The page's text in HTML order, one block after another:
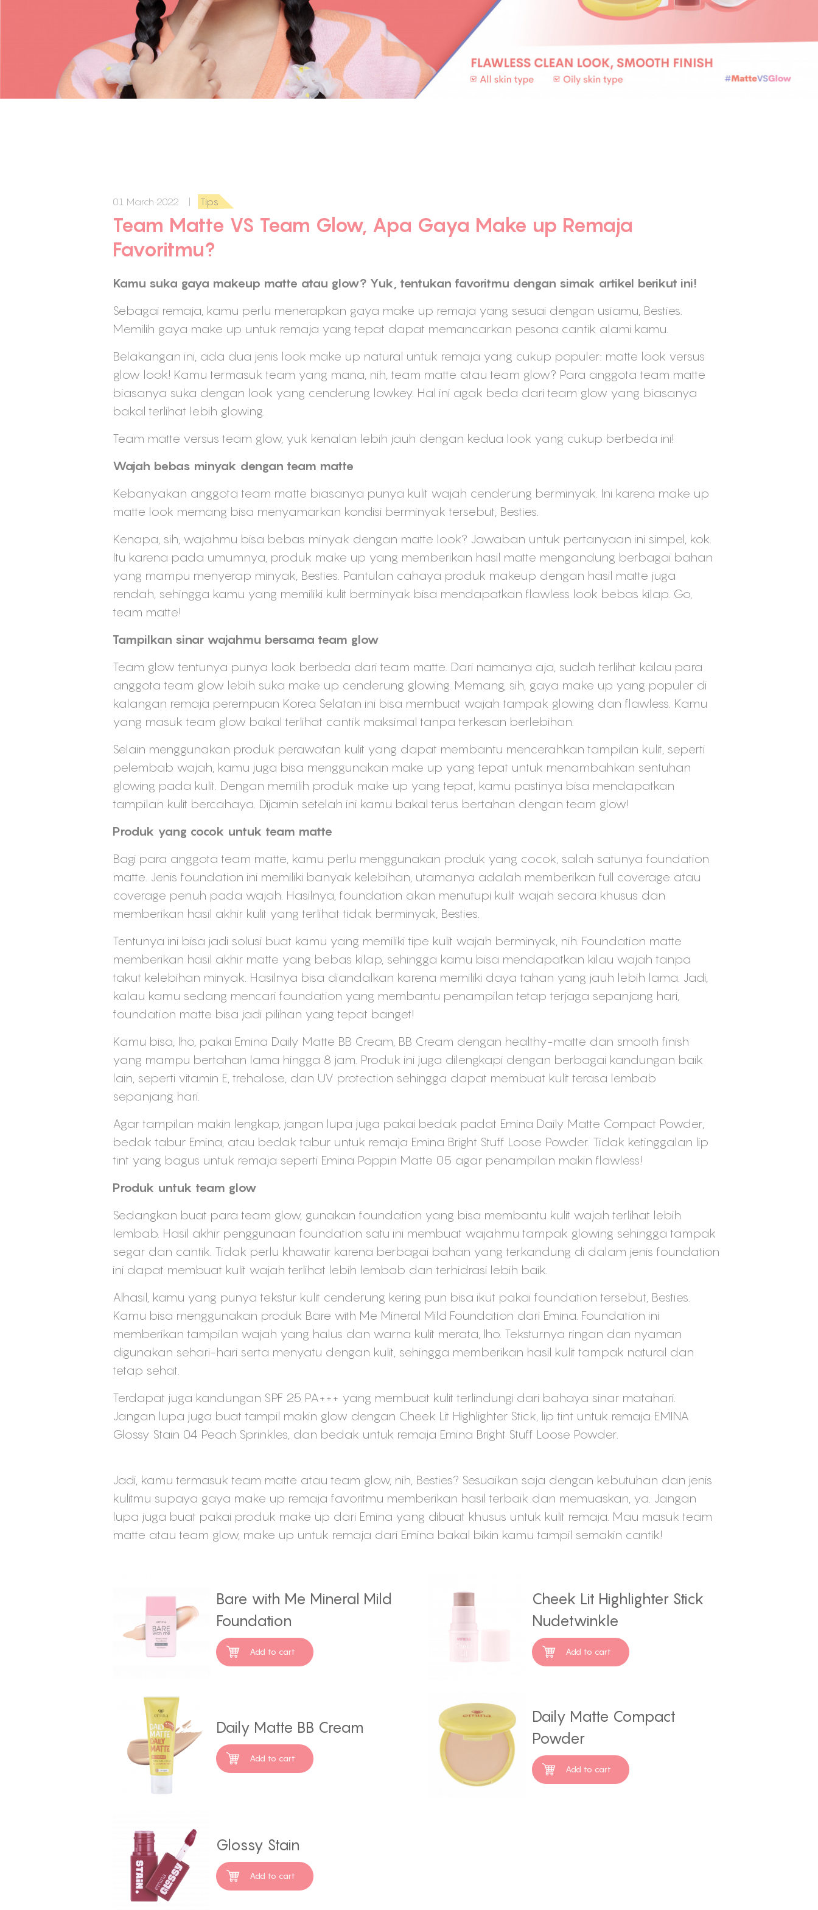
01 March 2022 | Tips
Team Matte VS Team Glow, Apa Gaya Make up Remaja
Favoritmu?
Kamu suka gaya makeup matte atau glow? Yuk, tentukan favoritmu dengan simak artikel berikut ini!
Sebagai remaja, kamu perlu menerapkan gaya make up remaja yang sesuai dengan usiamu, Besties.
Memilih gaya make up untuk remaja yang tepat dapat memancarkan pesona cantik alami kamu.
Belakangan ini, ada dua jenis look make up natural untuk remaja yang cukup populer: matte look versus
glow look! Kamu termasuk team yang mana, nih, team matte atau team glow? Para anggota team matte
biasanya suka dengan look yang cenderung lowkey. Hal ini agak beda dari team glow yang biasanya
bakal terlihat lebih glowing.
Team matte versus team glow, yuk kenalan lebih jauh dengan kedua look yang cukup berbeda ini!
Wajah bebas minyak dengan team matte
Kebanyakan anggota team matte biasanya punya kulit wajah cenderung berminyak. Ini karena make up
matte look memang bisa menyamarkan kondisi berminyak tersebut, Besties.
Kenapa, sih, wajahmu bisa bebas minyak dengan matte look? Jawaban untuk pertanyaan ini simpel, kok.
Itu karena pada umumnya, produk make up yang memberikan hasil matte mengandung berbagai bahan
yang mampu menyerap minyak, Besties. Pantulan cahaya produk makeup dengan hasil matte juga
rendah, sehingga kamu yang memiliki kulit berminyak bisa mendapatkan flawless look bebas kilap. Go,
team matte!
Tampilkan sinar wajahmu bersama team glow
Team glow tentunya punya look berbeda dari team matte. Dari namanya aja, sudah terlihat kalau para
anggota team glow lebih suka make up cenderung glowing. Memang, sih, gaya make up yang populer di
kalangan remaja perempuan Korea Selatan ini bisa membuat wajah tampak glowing dan flawless. Kamu
yang masuk team glow bakal terlihat cantik maksimal tanpa terkesan berlebihan.
Selain menggunakan produk perawatan kulit yang dapat membantu mencerahkan tampilan kulit, seperti
pelembab wajah, kamu juga bisa menggunakan make up yang tepat untuk menambahkan sentuhan
glowing pada kulit. Dengan memilih produk make up yang tepat, kamu pastinya bisa mendapatkan
tampilan kulit bercahaya. Dijamin setelah ini kamu bakal terus bertahan dengan team glow!
Produk yang cocok untuk team matte
Bagi para anggota team matte, kamu perlu menggunakan produk yang cocok, salah satunya foundation
matte. Jenis foundation ini memiliki banyak kelebihan, utamanya adalah memberikan full coverage atau
coverage penuh pada wajah. Hasilnya, foundation akan menutupi kulit wajah secara khusus dan
memberikan hasil akhir kulit yang terlihat tidak berminyak, Besties.
Tentunya ini bisa jadi solusi buat kamu yang memiliki tipe kulit wajah berminyak, nih. Foundation matte
memberikan hasil akhir matte yang bebas kilap, sehingga kamu bisa mendapatkan kilau wajah tanpa
takut kelebihan minyak. Hasilnya bisa diandalkan karena memiliki daya tahan yang jauh lebih lama. Jadi,
kalau kamu sedang mencari foundation yang membantu penampilan tetap terjaga sepanjang hari,
foundation matte bisa jadi pilihan yang tepat banget!
Kamu bisa, lho, pakai Emina Daily Matte BB Cream, BB Cream dengan healthy-matte dan smooth finish
yang mampu bertahan lama hingga 8 jam. Produk ini juga dilengkapi dengan berbagai kandungan baik
lain, seperti vitamin E, trehalose, dan UV protection sehingga dapat membuat kulit terasa lembab
sepanjang hari.
Agar tampilan makin lengkap, jangan lupa juga pakai bedak padat Emina Daily Matte Compact Powder,
bedak tabur Emina, atau bedak tabur untuk remaja Emina Bright Stuff Loose Powder. Tidak ketinggalan lip
tint yang bagus untuk remaja seperti Emina Poppin Matte 05 agar penampilan makin flawless!
Produk untuk team glow
Sedangkan buat para team glow, gunakan foundation yang bisa membantu kulit wajah terlihat lebih
lembab. Hasil akhir penggunaan foundation satu ini membuat wajahmu tampak glowing sehingga tampak
segar dan cantik. Tidak perlu khawatir karena berbagai bahan yang terkandung di dalam jenis foundation
ini dapat membuat kulit wajah terlihat lebih lembab dan terhidrasi lebih baik.
Alhasil, kamu yang punya tekstur kulit cenderung kering pun bisa ikut pakai foundation tersebut, Besties.
Kamu bisa menggunakan produk Bare with Me Mineral Mild Foundation dari Emina. Foundation ini
memberikan tampilan wajah yang halus dan warna kulit merata, lho. Teksturnya ringan dan nyaman
digunakan sehari-hari serta menyatu dengan kulit, sehingga memberikan hasil kulit tampak natural dan
tetap sehat.
Terdapat juga kandungan SPF 25 PA+++ yang membuat kulit terlindungi dari bahaya sinar matahari.
Jangan lupa juga buat tampil makin glow dengan Cheek Lit Highlighter Stick, lip tint untuk remaja EMINA
Glossy Stain 04 Peach Sprinkles, dan bedak untuk remaja Emina Bright Stuff Loose Powder.
Jadi, kamu termasuk team matte atau team glow, nih, Besties? Sesuaikan saja dengan kebutuhan dan jenis
kulitmu supaya gaya make up remaja favoritmu memberikan hasil terbaik dan memuaskan, ya. Jangan
lupa juga buat pakai produk make up dari Emina yang dibuat khusus untuk kulit remaja. Mau masuk team
matte atau team glow, make up untuk remaja dari Emina bakal bikin kamu tampil semakin cantik!
Bare with Me Mineral Mild
Foundation
Add to cart
Cheek Lit Highlighter Stick
Nudetwinkle
Add to cart
Daily Matte BB Cream
Add to cart
Daily Matte Compact
Powder
Add to cart
Glossy Stain
Add to cart